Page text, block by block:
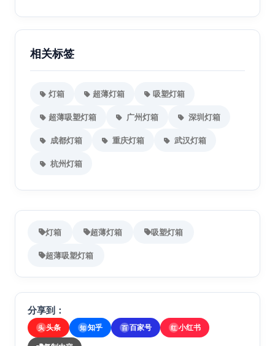
相关标签
灯箱 超薄灯箱 吸塑灯箱
超薄吸塑灯箱 广州灯箱 深圳灯箱
成都灯箱 重庆灯箱 武汉灯箱
杭州灯箱
灯箱 超薄灯箱 吸塑灯箱
超薄吸塑灯箱
分享到：
头 头条 知 知乎 百 百家号 红 小红书